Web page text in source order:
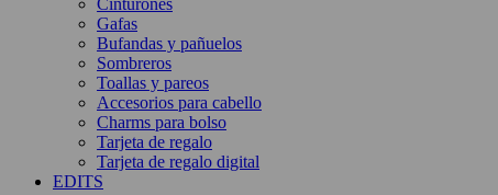
Cinturones
Gafas
Bufandas y pañuelos
Sombreros
Toallas y pareos
Accesorios para cabello
Charms para bolso
Tarjeta de regalo
Tarjeta de regalo digital
EDITS